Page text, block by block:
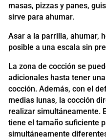
masas, pizzas y panes,
sirve para ahumar.
Asar a la parrilla, ahumar,
posible a una escala sin
La zona de cocción se
adicionales hasta tener
cocción. Además, con el
medias lunas, la cocción
realizar simultáneamente.
tiene el tamaño suficiente
simultáneamente